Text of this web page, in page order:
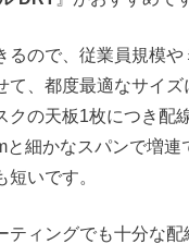
るので、従業員規模や
て、都度最適なサイズ
クの天板1枚につき配
と細かなスパンで増連
短いです。
ティングでも十分な